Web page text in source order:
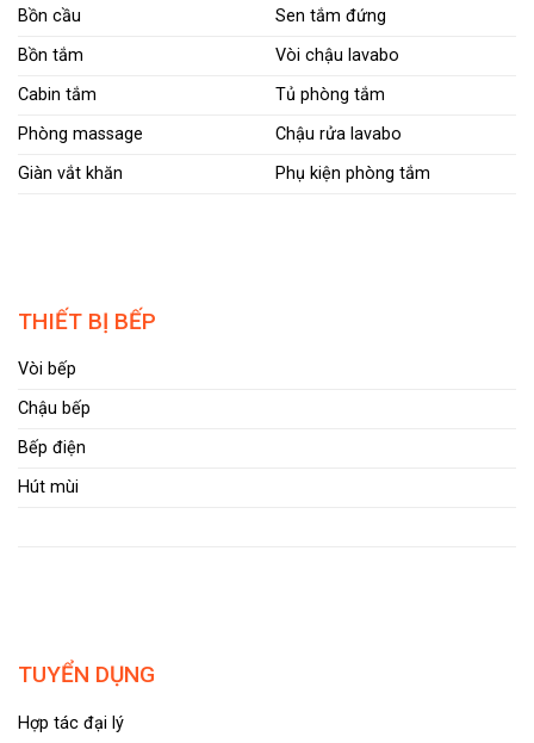
Bồn cầu
Sen tắm đứng
Bồn tắm
Vòi chậu lavabo
Cabin tắm
Tủ phòng tắm
Phòng massage
Chậu rửa lavabo
Giàn vắt khăn
Phụ kiện phòng tắm
THIẾT BỊ BẾP
Vòi bếp
Chậu bếp
Bếp điện
Hút mùi
TUYỂN DỤNG
Hợp tác đại lý